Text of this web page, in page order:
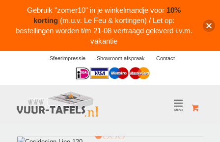
Sfeerimpressie Showroom afspraak Contact
Logos
Gebruik "zomer10" in je winkelmandje voor 10%
korting (m.u.v. Le Feu & kortingen) / Let op:
bestellingen worden t/m 21-08 vertraagd geleverd i.v.m.
vakantie